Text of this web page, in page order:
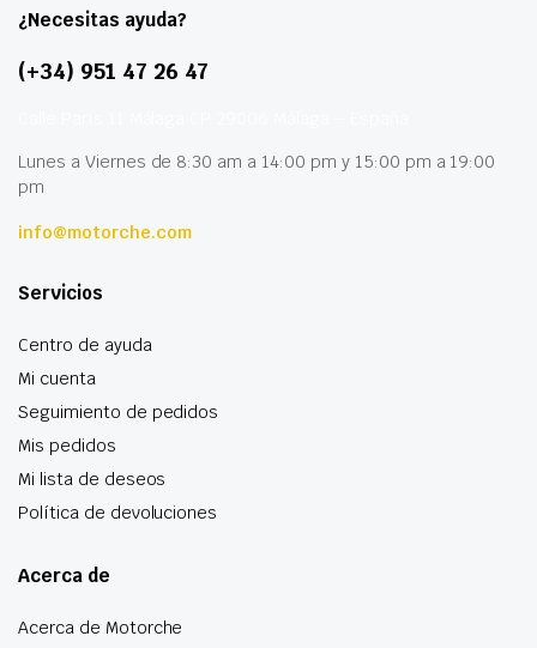
¿Necesitas ayuda?
(+34) 951 47 26 47
Lunes a Viernes de 8:30 am a 14:00 pm y 15:00 pm a 19:00
pm
info@motorche.com
Servicios
Centro de ayuda
Mi cuenta
Seguimiento de pedidos
Mis pedidos
Mi lista de deseos
Política de devoluciones
Acerca de
Acerca de Motorche